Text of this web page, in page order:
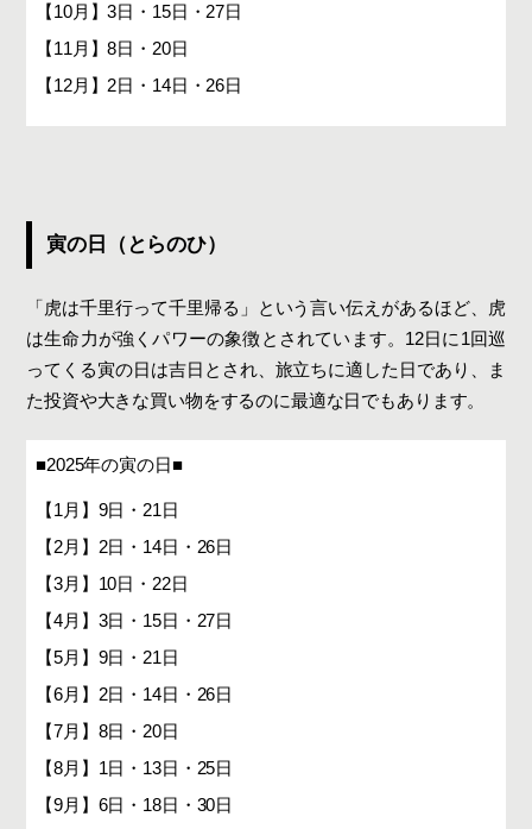
【10月】3日・15日・27日
【11月】8日・20日
【12月】2日・14日・26日
寅の日（とらのひ）
「虎は千里行って千里帰る」という言い伝えがあるほど、虎
は生命力が強くパワーの象徴とされています。12日に1回巡
ってくる寅の日は吉日とされ、旅立ちに適した日であり、ま
た投資や大きな買い物をするのに最適な日でもあります。
■2025年の寅の日■
【1月】9日・21日
【2月】2日・14日・26日
【3月】10日・22日
【4月】3日・15日・27日
【5月】9日・21日
【6月】2日・14日・26日
【7月】8日・20日
【8月】1日・13日・25日
【9月】6日・18日・30日